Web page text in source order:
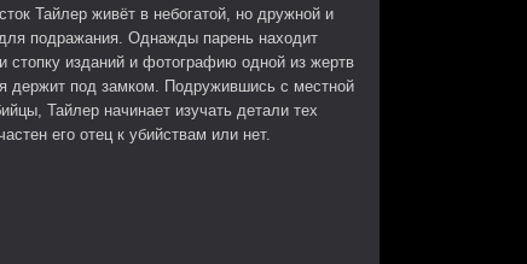
Тайлер живёт в небогатой, но дружной и
подражания. Однажды парень находит
стопку изданий и фотографию одной из жертв
держит под замком. Подружившись с местной
Тайлер начинает изучать детали тех
его отец к убийствам или нет.